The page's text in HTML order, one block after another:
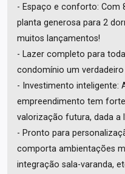
- Espaço e conforto: Com
planta generosa para 2
muitos lançamentos!
- Lazer completo para
condomínio um
- Investimento inteligente:
empreendimento tem
valorização futura, dada a
- Pronto para
comporta ambientações
integração sala-varanda,